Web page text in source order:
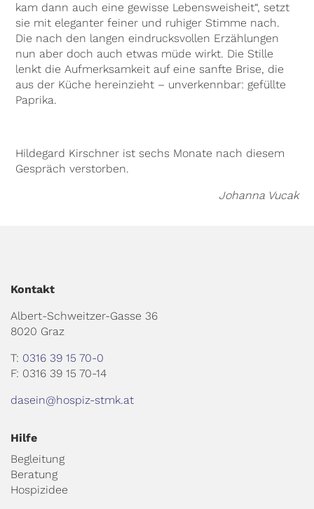
kam dann auch eine gewisse Lebensweisheit“, setzt
sie mit eleganter feiner und ruhiger Stimme nach.
Die nach den langen eindrucksvollen Erzählungen
nun aber doch auch etwas müde wirkt. Die Stille
lenkt die Aufmerksamkeit auf eine sanfte Brise, die
aus der Küche hereinzieht – unverkennbar: gefüllte
Paprika.
Hildegard Kirschner ist sechs Monate nach diesem
Gespräch verstorben.
Johanna Vucak
Kontakt
Albert-Schweitzer-Gasse 36
8020 Graz
T: 0316 39 15 70-0
F: 0316 39 15 70-14
dasein@hospiz-stmk.at
Hilfe
Begleitung
Beratung
Hospizidee